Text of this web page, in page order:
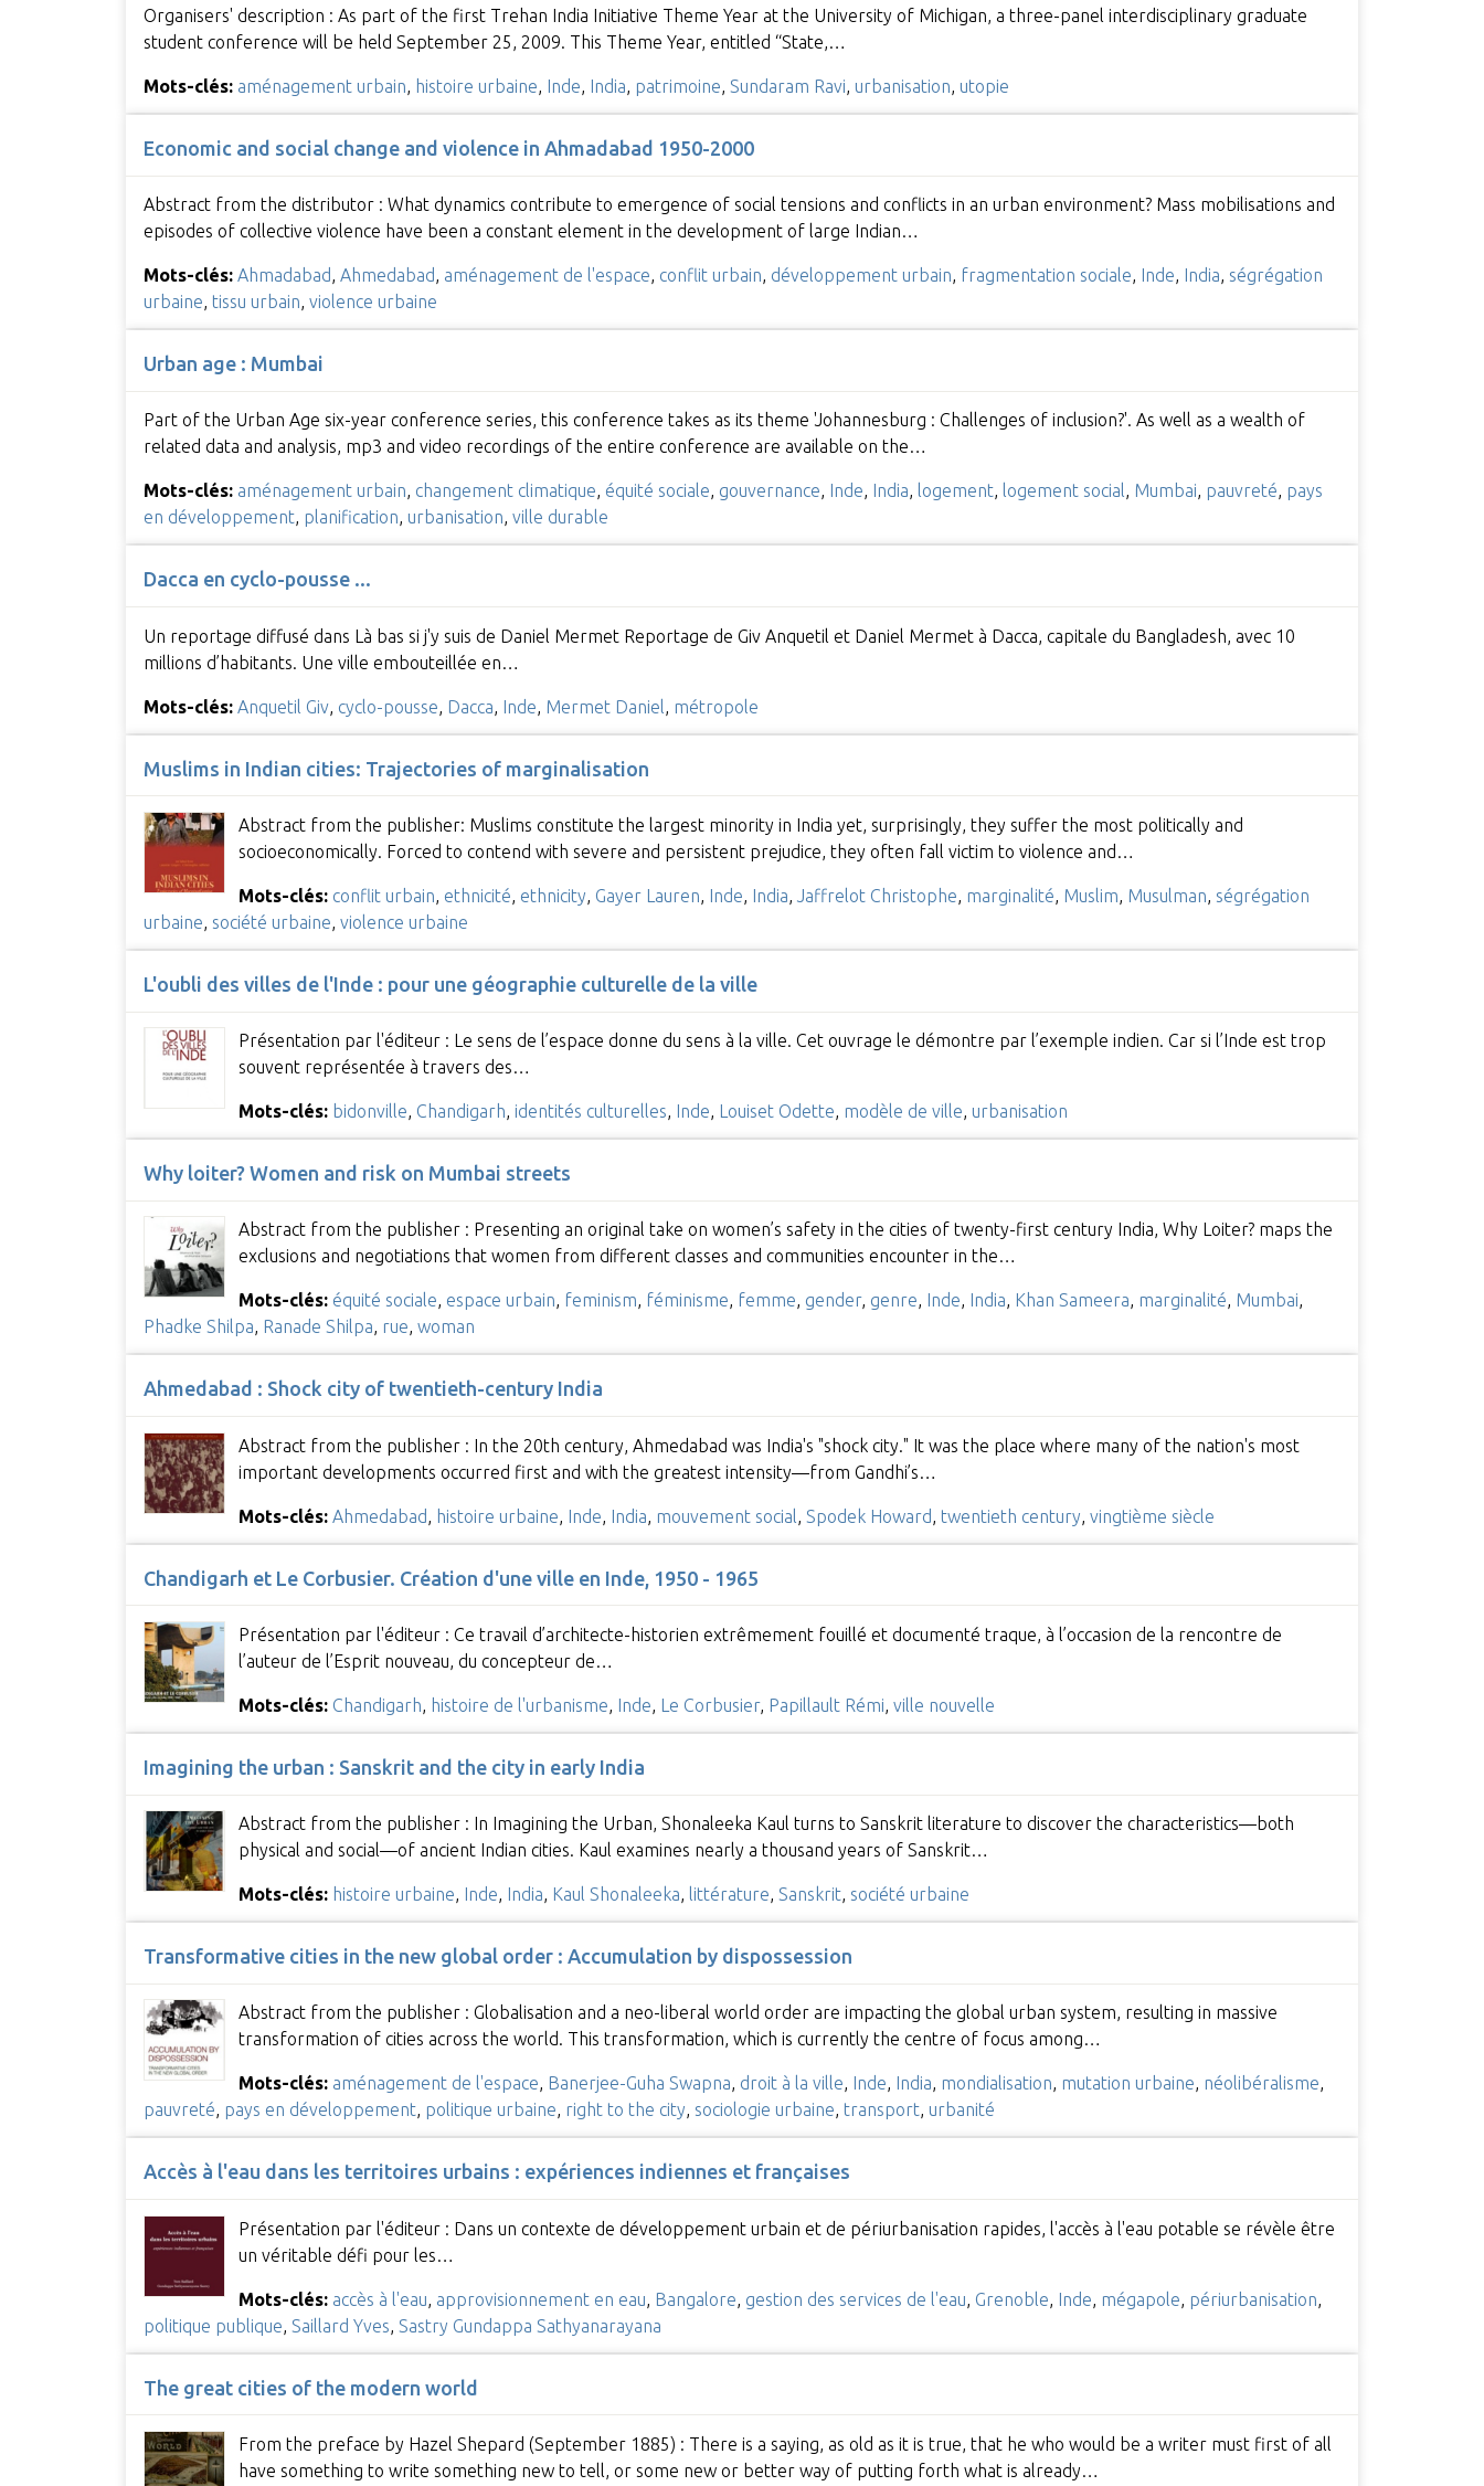
Organisers' description : As part of the first Trehan India Initiative Theme Year at the University of Michigan, a three-panel interdisciplinary graduate
student conference will be held September 25, 2009. This Theme Year, entitled “State,…
Mots-clés: aménagement urbain, histoire urbaine, Inde, India, patrimoine, Sundaram Ravi, urbanisation, utopie
Economic and social change and violence in Ahmadabad 1950-2000
Abstract from the distributor : What dynamics contribute to emergence of social tensions and conflicts in an urban environment? Mass mobilisations and
episodes of collective violence have been a constant element in the development of large Indian…
Mots-clés: Ahmadabad, Ahmedabad, aménagement de l'espace, conflit urbain, développement urbain, fragmentation sociale, Inde, India, ségrégation
urbaine, tissu urbain, violence urbaine
Urban age : Mumbai
Part of the Urban Age six-year conference series, this conference takes as its theme 'Johannesburg : Challenges of inclusion?'. As well as a wealth of
related data and analysis, mp3 and video recordings of the entire conference are available on the…
Mots-clés: aménagement urbain, changement climatique, équité sociale, gouvernance, Inde, India, logement, logement social, Mumbai, pauvreté, pays
en développement, planification, urbanisation, ville durable
Dacca en cyclo-pousse ...
Un reportage diffusé dans Là bas si j'y suis de Daniel Mermet Reportage de Giv Anquetil et Daniel Mermet à Dacca, capitale du Bangladesh, avec 10
millions d’habitants. Une ville embouteillée en…
Mots-clés: Anquetil Giv, cyclo-pousse Dacca Inde Mermet Daniel métropole
Muslims in Indian cities: Trajectories of marginalisation
Abstract from the publisher: Muslims constitute the largest minority in India yet, surprisingly, they suffer the most politically and
socioeconomically. Forced to contend with severe and persistent prejudice, they often fall victim to violence and…
Mots-clés: conflit urbain, ethnicité, ethnicity, Gayer Lauren, Inde, India, Jaffrelot Christophe, marginalité, Muslim, Musulman, ségrégation
urbaine, société urbaine, violence urbaine
L'oubli des villes de l'Inde : pour une géographie culturelle de la ville
Présentation par l'éditeur : Le sens de l’espace donne du sens à la ville. Cet ouvrage le démontre par l’exemple indien. Car si l’Inde est trop
souvent représentée à travers des…
Mots-clés: bidonville, Chandigarh, identités culturelles, Inde, Louiset Odette, modèle de ville, urbanisation
Why loiter? Women and risk on Mumbai streets
Abstract from the publisher : Presenting an original take on women’s safety in the cities of twenty-first century India, Why Loiter? maps the
exclusions and negotiations that women from different classes and communities encounter in the…
Mots-clés: équité sociale, espace urbain, feminism, féminisme, femme, gender, genre, Inde, India, Khan Sameera, marginalité, Mumbai,
Phadke Shilpa, Ranade Shilpa, rue, woman
Ahmedabad : Shock city of twentieth-century India
Abstract from the publisher : In the 20th century, Ahmedabad was India's "shock city." It was the place where many of the nation's most
important developments occurred first and with the greatest intensity—from Gandhi’s…
Mots-clés: Ahmedabad histoire urbaine Inde India mouvement social Spodek Howard twentieth century vingtième siècle
Chandigarh et Le Corbusier. Création d'une ville en Inde, 1950 - 1965
Présentation par l'éditeur : Ce travail d’architecte-historien extrêmement fouillé et documenté traque, à l’occasion de la rencontre de
l’auteur de l’Esprit nouveau, du concepteur de…
Mots-clés: Chandigarh, histoire de l'urbanisme, Inde, Le Corbusier, Papillault Rémi, ville nouvelle
Imagining the urban : Sanskrit and the city in early India
Abstract from the publisher : In Imagining the Urban, Shonaleeka Kaul turns to Sanskrit literature to discover the characteristics—both
physical and social—of ancient Indian cities. Kaul examines nearly a thousand years of Sanskrit…
Mots-clés: histoire urbaine, Inde, India, Kaul Shonaleeka, littérature, Sanskrit, société urbaine
Transformative cities in the new global order : Accumulation by dispossession
Abstract from the publisher : Globalisation and a neo-liberal world order are impacting the global urban system, resulting in massive
transformation of cities across the world. This transformation, which is currently the centre of focus among…
Mots-clés: aménagement de l'espace, Banerjee-Guha Swapna, droit à la ville, Inde, India, mondialisation, mutation urbaine, néolibéralisme,
pauvreté, pays en développement, politique urbaine, right to the city, sociologie urbaine, transport, urbanité
Accès à l'eau dans les territoires urbains : expériences indiennes et françaises
Présentation par l'éditeur : Dans un contexte de développement urbain et de périurbanisation rapides, l'accès à l'eau potable se révèle être
un véritable défi pour les…
Mots-clés: accès à l'eau approvisionnement en eau Bangalore gestion des services de l'eau Grenoble Inde mégapole périurbanisation
politique publique Saillard Yves Sastry Gundappa Sathyanarayana
The great cities of the modern world
From the preface by Hazel Shepard (September 1885) : There is a saying, as old as it is true, that he who would be a writer must first of all
have something to write something new to tell, or some new or better way of putting forth what is already…